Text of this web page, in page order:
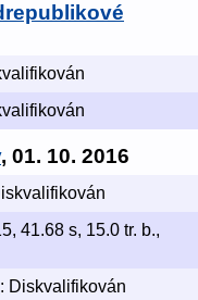
, 01. 10. 2016
41.68 s, 15.0 tr. b.,
: Diskvalifikován